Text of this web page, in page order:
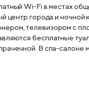
местах общего
города и ночной
бесплатные
В спа-